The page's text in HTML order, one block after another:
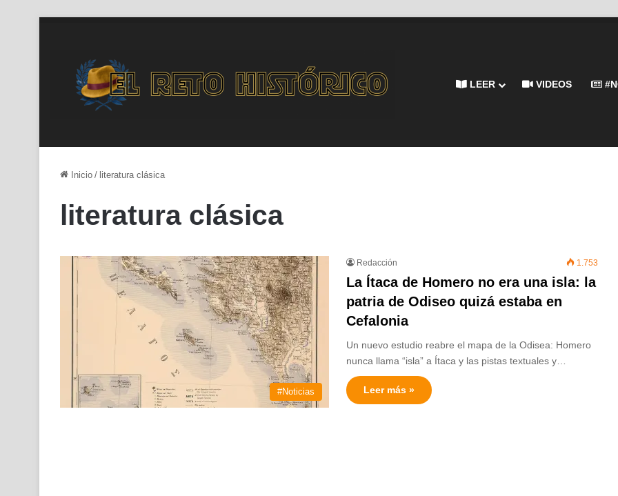
LEER VIDEOS
Inicio / literatura clásica
literatura clásica
#Noticias
Redacción 1.753
La Ítaca de Homero no era una isla: la
patria de Odiseo quizá estaba en
Cefalonia
Un nuevo estudio reabre el mapa de la Odisea: Homero
nunca llama “isla” a Ítaca y las pistas textuales y…
Leer más »